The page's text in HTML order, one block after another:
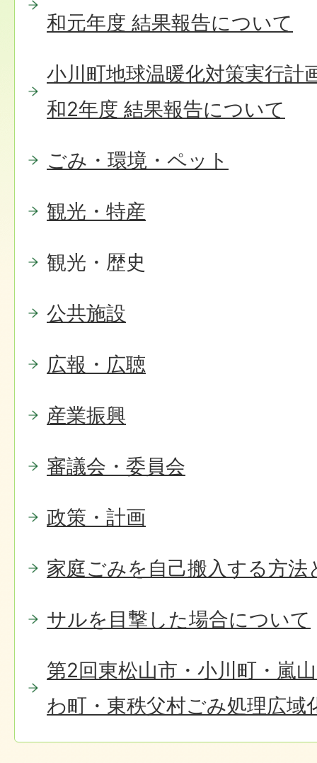
和元年度 結果報告について
小川町地球温暖化対策実行計
和2年度 結果報告について
ごみ・環境・ペット
観光・特産
観光・歴史
公共施設
広報・広聴
産業振興
審議会・委員会
政策・計画
家庭ごみを自己搬入する方法
サルを目撃した場合について
第2回東松山市・小川町・嵐
わ町・東秩父村ごみ処理広域